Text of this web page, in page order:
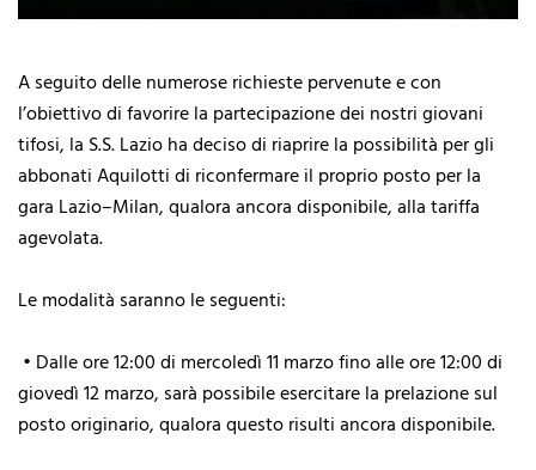
A seguito delle numerose richieste pervenute e con
l’obiettivo di favorire la partecipazione dei nostri giovani
tifosi, la S.S. Lazio ha deciso di riaprire la possibilità per gli
abbonati Aquilotti di riconfermare il proprio posto per la
gara Lazio–Milan, qualora ancora disponibile, alla tariffa
agevolata.
Le modalità saranno le seguenti:
• Dalle ore 12:00 di mercoledì 11 marzo fino alle ore 12:00 di
giovedì 12 marzo, sarà possibile esercitare la prelazione sul
posto originario, qualora questo risulti ancora disponibile.